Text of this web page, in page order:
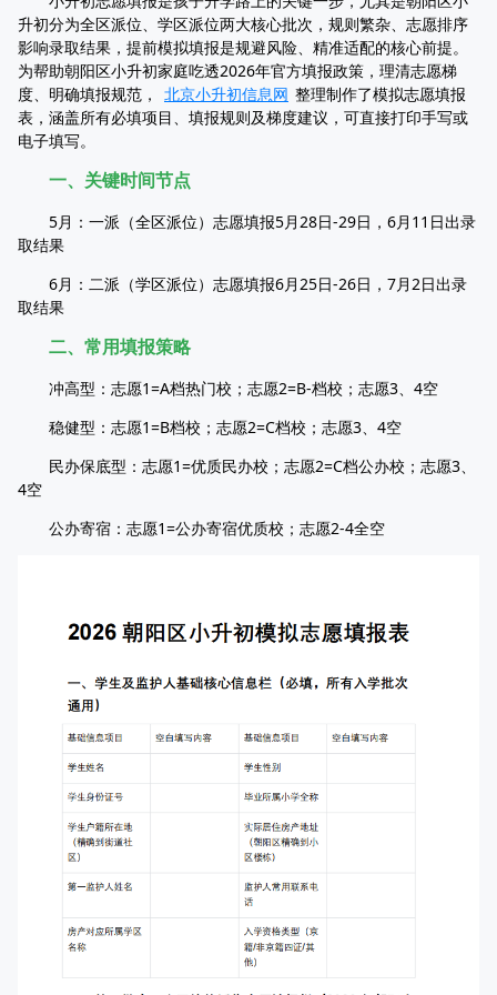
升初分为全区派位、学区派位两大核心批次，规则繁杂、志愿排序
影响录取结果，提前模拟填报是规避风险、精准适配的核心前提。
为帮助朝阳区小升初家庭吃透2026年官方填报政策，理清志愿梯
度、明确填报规范，
北京小升初信息网 整理制作了模拟志愿填报
表，涵盖所有必填项目、填报规则及梯度建议，可直接打印手写或
电子填写。
一、关键时间节点
5月：一派（全区派位）志愿填报5月28日-29日，6月11日出录
取结果
6月：二派（学区派位）志愿填报6月25日-26日，7月2日出录
取结果
二、常用填报策略
冲高型：志愿1=A档热门校；志愿2=B-档校；志愿3、4空
稳健型：志愿1=B档校；志愿2=C档校；志愿3、4空
民办保底型：志愿1=优质民办校；志愿2=C档公办校；志愿3、
4空
公办寄宿：志愿1=公办寄宿优质校；志愿2-4全空